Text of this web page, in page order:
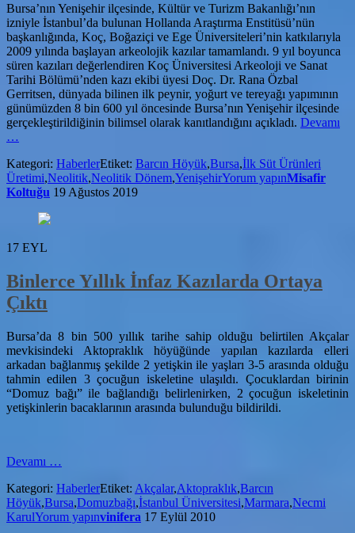
Bursa’nın Yenişehir ilçesinde, Kültür ve Turizm Bakanlığı’nın
izniyle İstanbul’da bulunan Hollanda Araştırma Enstitüsü’nün
başkanlığında, Koç, Boğaziçi ve Ege Üniversiteleri’nin katkılarıyla
2009 yılında başlayan arkeolojik kazılar tamamlandı. 9 yıl boyunca
süren kazıları değerlendiren Koç Üniversitesi Arkeoloji ve Sanat
Tarihi Bölümü’nden kazı ekibi üyesi Doç. Dr. Rana Özbal
Gerritsen, dünyada bilinen ilk peynir, yoğurt ve tereyağı yapımının
günümüzden 8 bin 600 yıl öncesinde Bursa’nın Yenişehir ilçesinde
gerçekleştirildiğinin bilimsel olarak kanıtlandığını açıkladı. Devamı
…
Kategori: HaberlerEtiket: Barcın Höyük,Bursa,İlk Süt Ürünleri
Üretimi,Neolitik,Neolitik Dönem,YenişehirYorum yapınMisafir
Koltuğu 19 Ağustos 2019
17 EYL
Binlerce Yıllık İnfaz Kazılarda Ortaya
Çıktı
Bursa’da 8 bin 500 yıllık tarihe sahip olduğu belirtilen Akçalar
mevkisindeki Aktopraklık höyüğünde yapılan kazılarda elleri
arkadan bağlanmış şekilde 2 yetişkin ile yaşları 3-5 arasında olduğu
tahmin edilen 3 çocuğun iskeletine ulaşıldı. Çocuklardan birinin
“Domuz bağı” ile bağlandığı belirlenirken, 2 çocuğun iskeletinin
yetişkinlerin bacaklarının arasında bulunduğu bildirildi.
Devamı
İnfaz
Kazılarda
Ortaya
…
Kategori: HaberlerEtiket: Akçalar,Aktopraklık,Barcın
Höyük,Bursa,Domuzbağı,İstanbul Üniversitesi,Marmara,Necmi
KarulYorum yapınvinifera 17 Eylül 2010